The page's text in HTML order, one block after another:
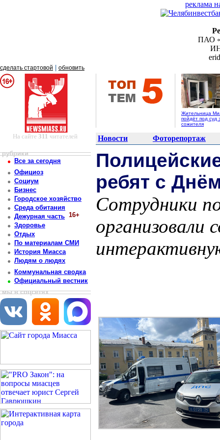
реклама
ПАО
сделать стартовой обновить
Жительница
пойдёт под суд
сожителя
На сайте311 читателей Новости Фоторепортаж
рубрики
Все за сегодня
Официоз
Социум
Бизнес
Городское хозяйство
Среда обитания
Дежурная часть 16+
Здоровье
Отдых
По материалам СМИ
История Миасса
Людям о людях
Коммунальная сводка
Официальный вестник
мы в соцсетях
ребят с
Сотрудники
организовали